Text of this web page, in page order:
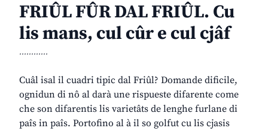
FRIÛL FÛR DAL FRIÛL. Cu
lis mans, cul cûr e cul cjâf
............
Cuâl isal il cuadri tipic dal Friûl? Domande dificile,
ognidun di nô al darà une rispueste difarente come
che son difarentis lis varietâts de lenghe furlane di
paîs in paîs. Portofino al à il so golfut cu lis cjasis